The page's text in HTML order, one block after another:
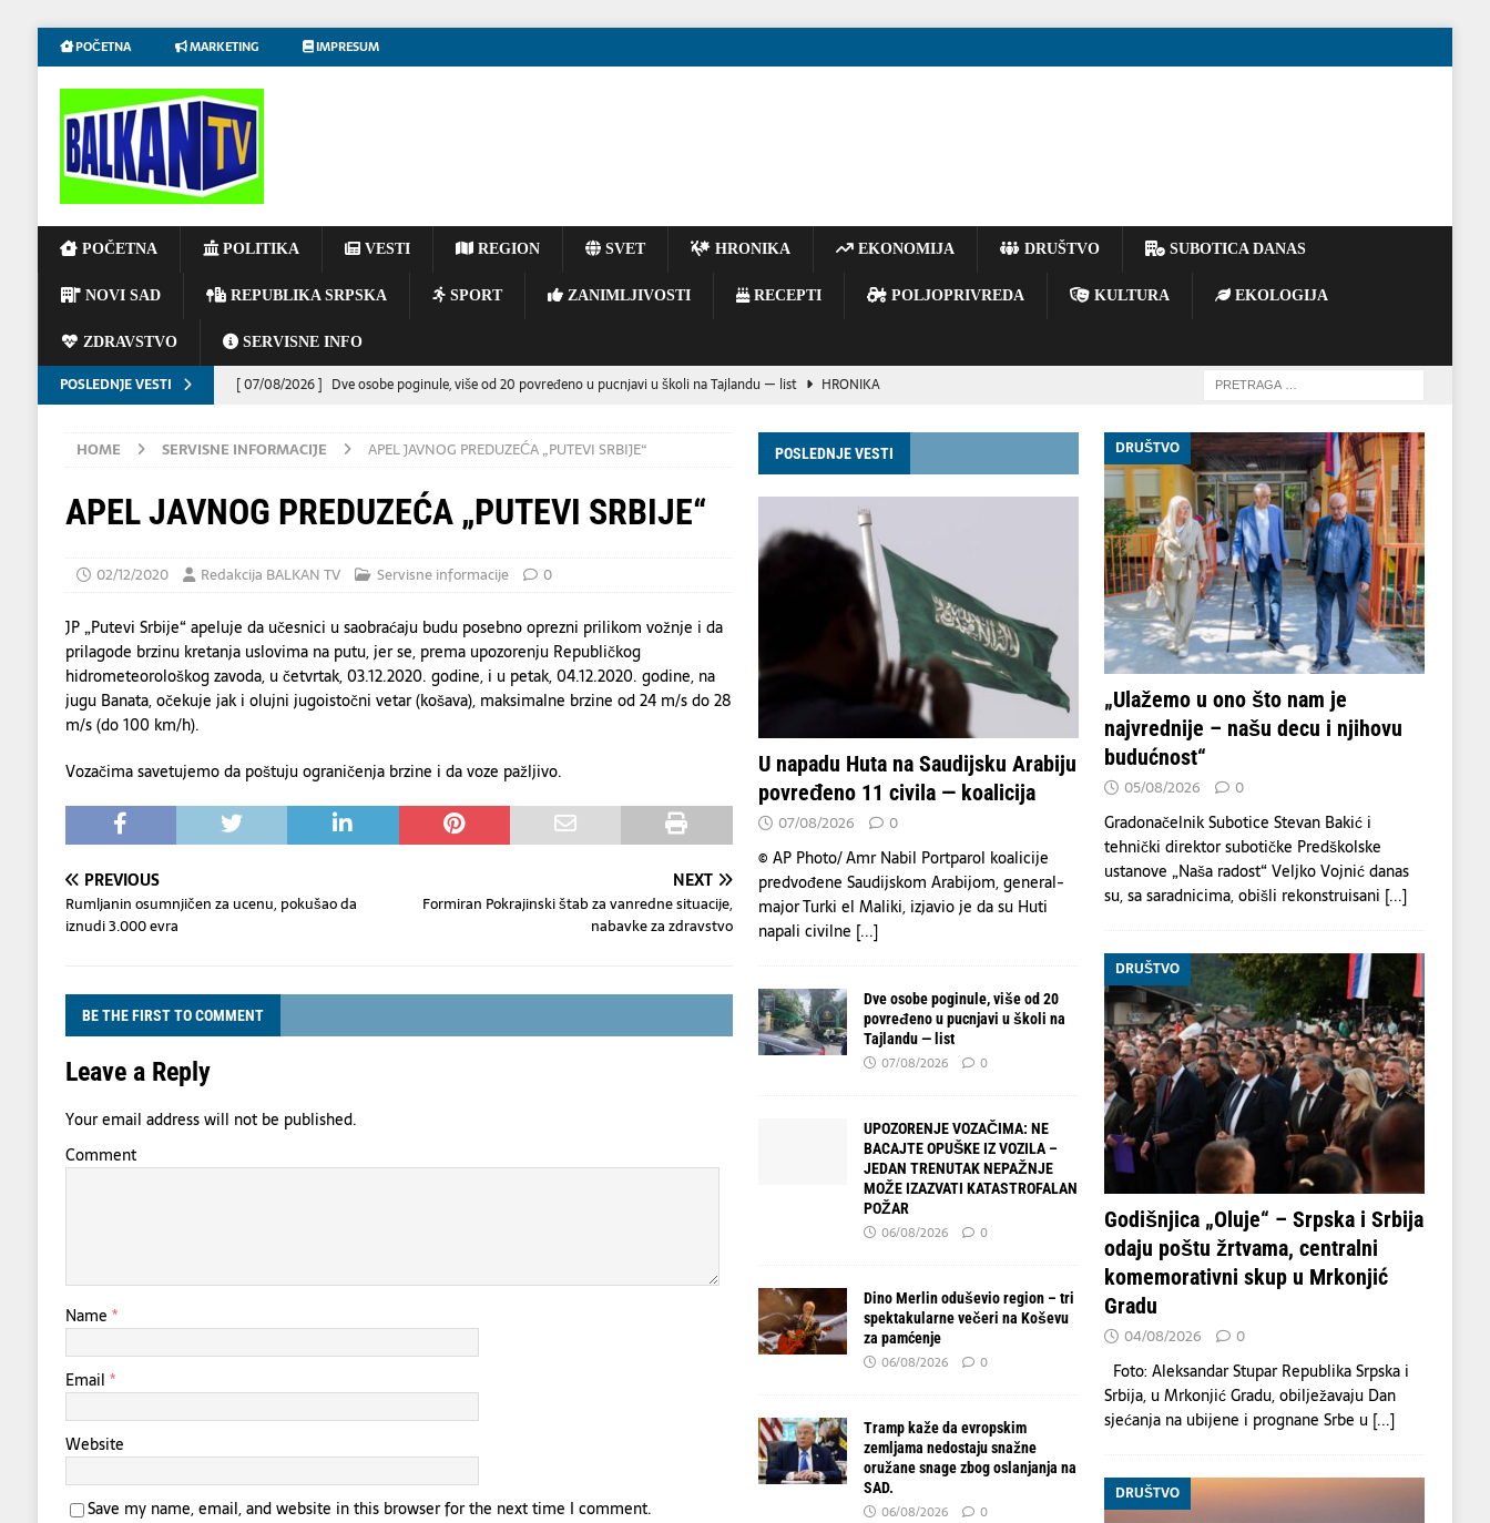
POČETNA MARKETING IMPRESUM
POČETNA POLITIKA VESTI REGION SVET HRONIKA EKONOMIJA DRUŠTVO SUBOTICA DANAS
NOVI SAD REPUBLIKA SRPSKA SPORT ZANIMLJIVOSTI RECEPTI POLJOPRIVREDA KULTURA EKOLOGIJA
ZDRAVSTVO SERVISNE INFO
POSLEDNJE VESTI [ 07/08/2026 ] Dve osobe poginule, više od 20 povređeno u pucnjavi u školi na Tajlandu — list
HRONIKA
IZAZVATI KATASTROFALAN POŽAR
EKOLOGIJA
[ 06/08/2026 ] Dino Merlin oduševio region – tri spektakularne večeri na Koševu za pamćenje
KULTURA
Tramp kaže da evropskim zemljama nedostaju snažne oružane snage zbog oslanjanja na SAD.
[ 07/08/2026 ] U napadu Huta na Saudijsku Arabiju povređeno 11 civila — koalicija
HOME SERVISNE INFORMACIJE APEL JAVNOG PREDUZEĆA „PUTEVI SRBIJE“
APEL JAVNOG PREDUZEĆA „PUTEVI SRBIJE“
02/12/2020 Redakcija BALKAN TV Servisne informacije 0
JP „Putevi Srbije“ apeluje da učesnici u saobraćaju budu posebno oprezni prilikom vožnje i da
prilagode brzinu kretanja uslovima na putu, jer se, prema upozorenju Republičkog
hidrometeorološkog zavoda, u četvrtak, 03.12.2020. godine, i u petak, 04.12.2020. godine, na
jugu Banata, očekuje jak i olujni jugoistočni vetar (košava), maksimalne brzine od 24 m/s do 28
m/s (do 100 km/h).
Vozačima savetujemo da poštuju ograničenja brzine i da voze pažljivo.
PREVIOUS
Rumljanin osumnjičen za ucenu, pokušao da
iznudi 3.000 evra
NEXT
Formiran Pokrajinski štab za vanredne situacije,
nabavke za zdravstvo
BE THE FIRST TO COMMENT
Leave a Reply
Your email address will not be published.
Comment
Name *
Email *
Website
Save my name, email, and website in this browser for the next time I comment.
POSLEDNJE VESTI
U napadu Huta na Saudijsku Arabiju
povređeno 11 civila — koalicija
07/08/2026 0
© AP Photo/ Amr Nabil Portparol koalicije
predvođene Saudijskom Arabijom, general-
major Turki el Maliki, izjavio je da su Huti
napali civilne [...]
Dve osobe poginule, više od 20
povređeno u pucnjavi u školi na
Tajlandu — list
07/08/2026 0
UPOZORENJE VOZAČIMA: NE
BACAJTE OPUŠKE IZ VOZILA –
JEDAN TRENUTAK NEPAŽNJE
MOŽE IZAZVATI KATASTROFALAN
POŽAR
06/08/2026 0
Dino Merlin oduševio region – tri
spektakularne večeri na Koševu
za pamćenje
06/08/2026 0
Tramp kaže da evropskim
zemljama nedostaju snažne
oružane snage zbog oslanjanja na
SAD.
06/08/2026 0
DRUŠTVO
„Ulažemo u ono što nam je
najvrednije – našu decu i njihovu
budućnost“
05/08/2026 0
Gradonačelnik Subotice Stevan Bakić i
tehnički direktor subotičke Predškolske
ustanove „Naša radost“ Veljko Vojnić danas
su, sa saradnicima, obišli rekonstruisani [...]
DRUŠTVO
Godišnjica „Oluje“ – Srpska i Srbija
odaju poštu žrtvama, centralni
komemorativni skup u Mrkonjić
Gradu
04/08/2026 0
Foto: Aleksandar Stupar Republika Srpska i
Srbija, u Mrkonjić Gradu, obilježavaju Dan
sjećanja na ubijene i prognane Srbe u [...]
DRUŠTVO